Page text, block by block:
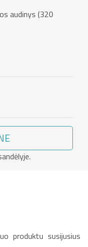
audinys (320
produktu susijusius